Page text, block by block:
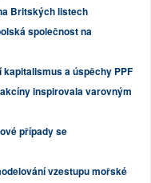
Britských listech
společnost na
kapitalismus a úspěchy PPF
inspirovala varovným
případy se
vzestupu mořské